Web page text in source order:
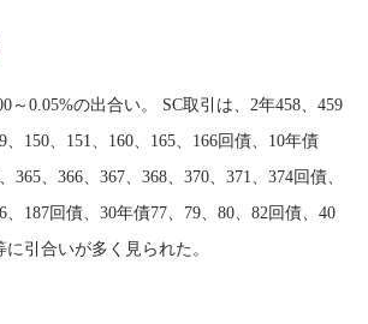
～0.05%の出合い。 SC取引は、2年458、459
、150、151、160、165、166回債、10年債
365、366、367、368、370、371、374回債、
、187回債、30年債77、79、80、82回債、40
引合いが多く見られた。